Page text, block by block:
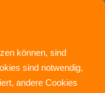
können, sind
sind notwendig,
andere Cookies